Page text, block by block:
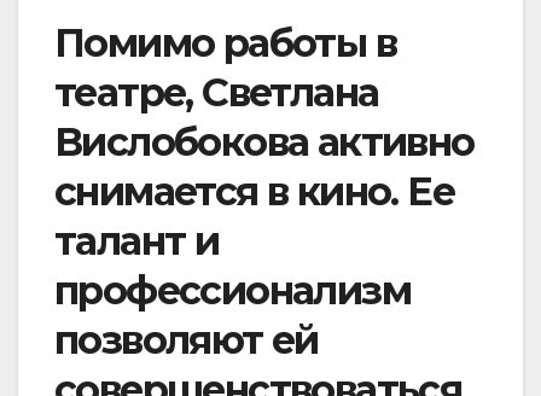
Помимо работы в
театре, Светлана
Вислобокова активно
снимается в кино. Ее
талант и
профессионализм
позволяют ей